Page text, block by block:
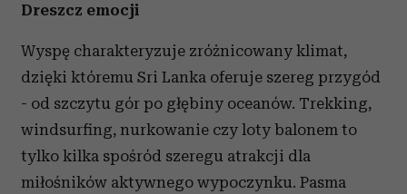
Dreszcz emocji
Wyspę charakteryzuje zróżnicowany klimat,
dzięki któremu Sri Lanka oferuje szereg przygód
- od szczytu gór po głębiny oceanów. Trekking,
windsurfing, nurkowanie czy loty balonem to
tylko kilka spośród szeregu atrakcji dla
miłośników aktywnego wypoczynku. Pasma